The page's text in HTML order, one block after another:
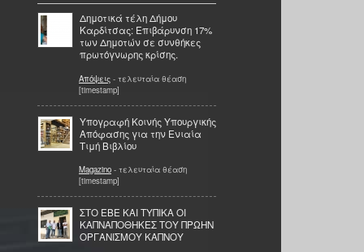
Δημοτικά τέλη Δήμου
Καρδίτσας: Επιβάρυνση 17%
των Δημοτών σε συνθήκες
πρωτόγνωρης κρίσης.
Απόψεις - τελευταία θέαση
[timestamp]
Υπογραφή Κοινής Υπουργικής
Απόφασης για την Ενιαία
Τιμή Βιβλίου
Magazino - τελευταία θέαση
[timestamp]
ΣΤΟ ΕΒΕ ΚΑΙ ΤΥΠΙΚΑ ΟΙ
ΚΑΠΝΑΠΟΘΗΚΕΣ ΤΟΥ ΠΡΩΗΝ
ΟΡΓΑΝΙΣΜΟΥ ΚΑΠΝΟΥ